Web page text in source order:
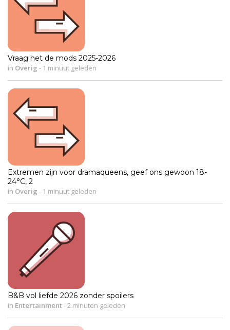
Vraag het de mods 2025-2026
in Overig - 1 minuut geleden
Extremen zijn voor dramaqueens, geef ons gewoon 18-
24°C, 2
in Overig - 1 minuut geleden
B&B vol liefde 2026 zonder spoilers
in Entertainment- 2 minuten geleden